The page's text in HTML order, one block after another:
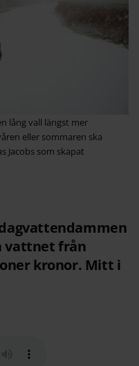
lång vall längst mer
eller sommaren ska
Jacobs som skapat
vattnet från
kronor. Mitt i